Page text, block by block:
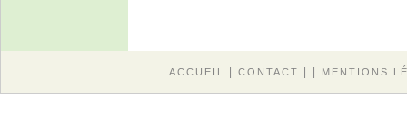
ACCUEIL | CONTACT | | MENTIONS